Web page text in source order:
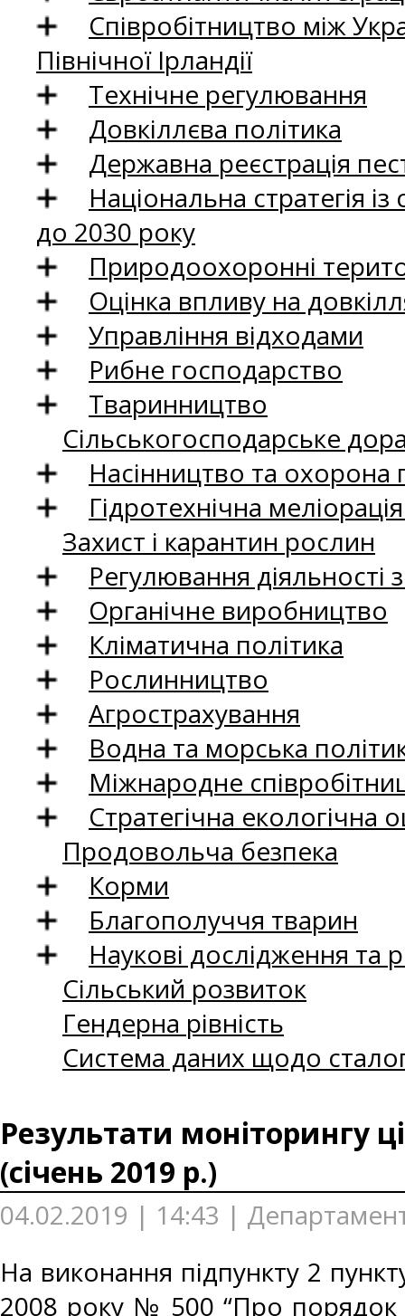
Співробітництво між
Північної Ірландії
Технічне регулювання
Довкіллєва політика
Державна реєстрація
Національна стратегія
до 2030 року
Природоохоронні
Оцінка впливу на
Управління відходами
Рибне господарство
Тваринництво
Сільськогосподарське
Насінництво та
Гідротехнічна
Захист і карантин рослин
Регулювання
Органічне виробництво
Кліматична політика
Рослинництво
Агрострахування
Водна та морська
Міжнародне
Стратегічна екологічна
Продовольча безпека
Корми
Благополуччя тварин
Наукові дослідження та
Сільський розвиток
Гендерна рівність
Система даних щодо
Результати моніторингу
(січень 2019 р.)
04.02.2019 | 14:43 |
На виконання підпункту 2
2008 року № 500 “Про порядок